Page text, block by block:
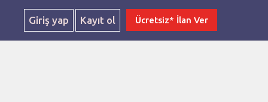
Giriş yap Kayıt ol Ücretsiz* İlan Ver